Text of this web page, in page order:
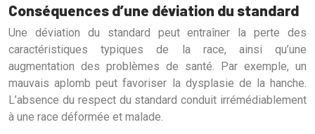
Conséquences d’une déviation du standard
Une déviation du standard peut entraîner la perte des
caractéristiques typiques de la race, ainsi qu’une
augmentation des problèmes de santé. Par exemple, un
mauvais aplomb peut favoriser la dysplasie de la hanche.
L’absence du respect du standard conduit irrémédiablement
à une race déformée et malade.